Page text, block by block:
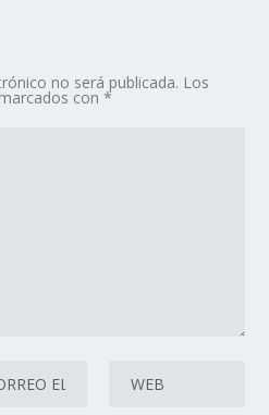
no será publicada. Los
con*